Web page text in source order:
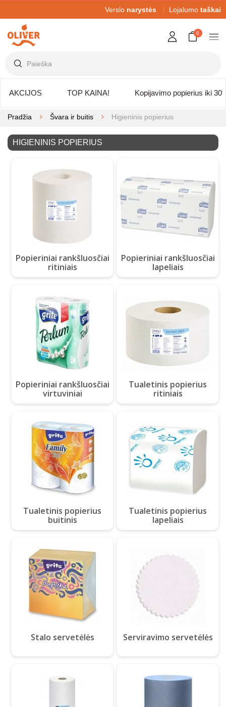
Verslo narystės Lojalumo taškai
0
AKCIJOS TOP KAINA! Kopijavimo popierius iki
Pradžia Švara ir buitis Higieninis popierius
HIGIENINIS POPIERIUS
Popieriniai rankšluosčiai
ritiniais
Popieriniai rankšluosčiai
lapeliais
Popieriniai rankšluosčiai
virtuviniai
Tualetinis popierius
ritiniais
Tualetinis popierius
buitinis
Tualetinis popierius
lapeliais
Stalo servetėlės Serviravimo servetėlės